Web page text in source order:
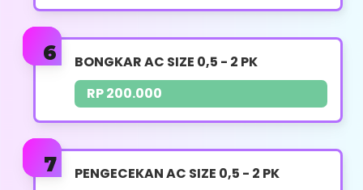
(Jasa terpisah)
Whatsapp
BONGKAR AC SIZE 0,5 - 2 PK
RP 200.000
PENGECEKAN AC SIZE 0,5 - 2 PK